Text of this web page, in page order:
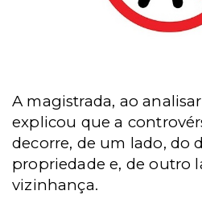
A magistrada, ao
explicou que a
decorre, de um lado, do
propriedade e, de outro
vizinhança.